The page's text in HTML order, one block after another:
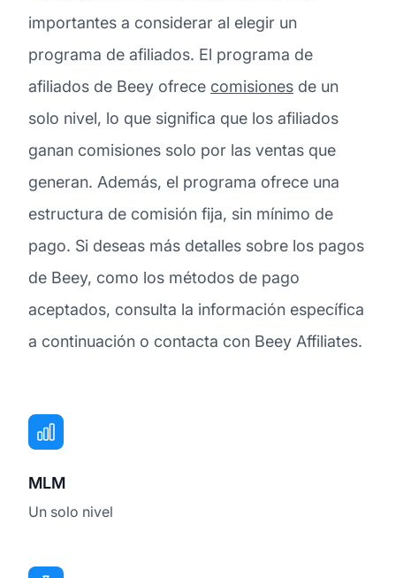
importantes a considerar al elegir un
programa de afiliados. El programa de
afiliados de Beey ofrece comisiones de un
solo nivel, lo que significa que los afiliados
ganan comisiones solo por las ventas que
generan. Además, el programa ofrece una
estructura de comisión fija, sin mínimo de
pago. Si deseas más detalles sobre los pagos
de Beey, como los métodos de pago
aceptados, consulta la información específica
a continuación o contacta con Beey Affiliates.
MLM
Un solo nivel